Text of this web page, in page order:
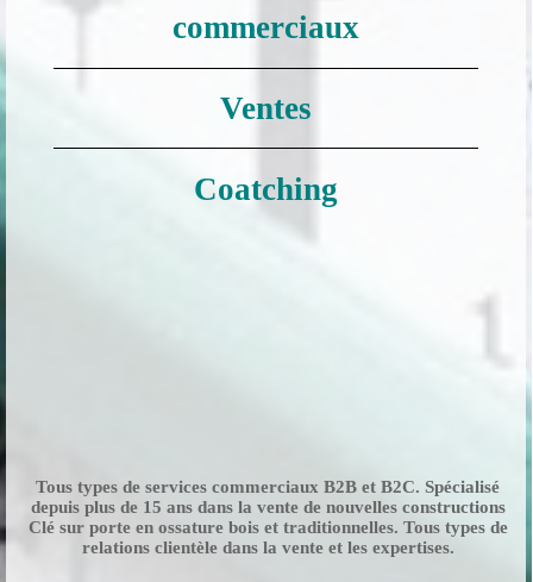
commerciaux
Ventes
Coatching
Tous types de services commerciaux B2B et B2C. Spécialisé
depuis plus de 15 ans dans la vente de nouvelles constructions
Clé sur porte en ossature bois et traditionnelles. Tous types de
relations clientèle dans la vente et les expertises.